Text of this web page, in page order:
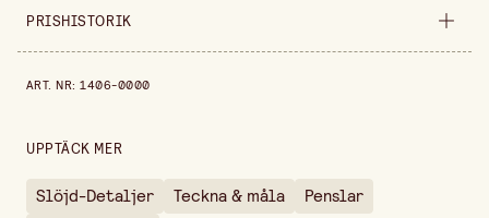
Säljs i förpackning
PRISHISTORIK
ART. NR:1406-0000
UPPTÄCK MER
Slöjd-Detaljer Teckna & måla
Penslar